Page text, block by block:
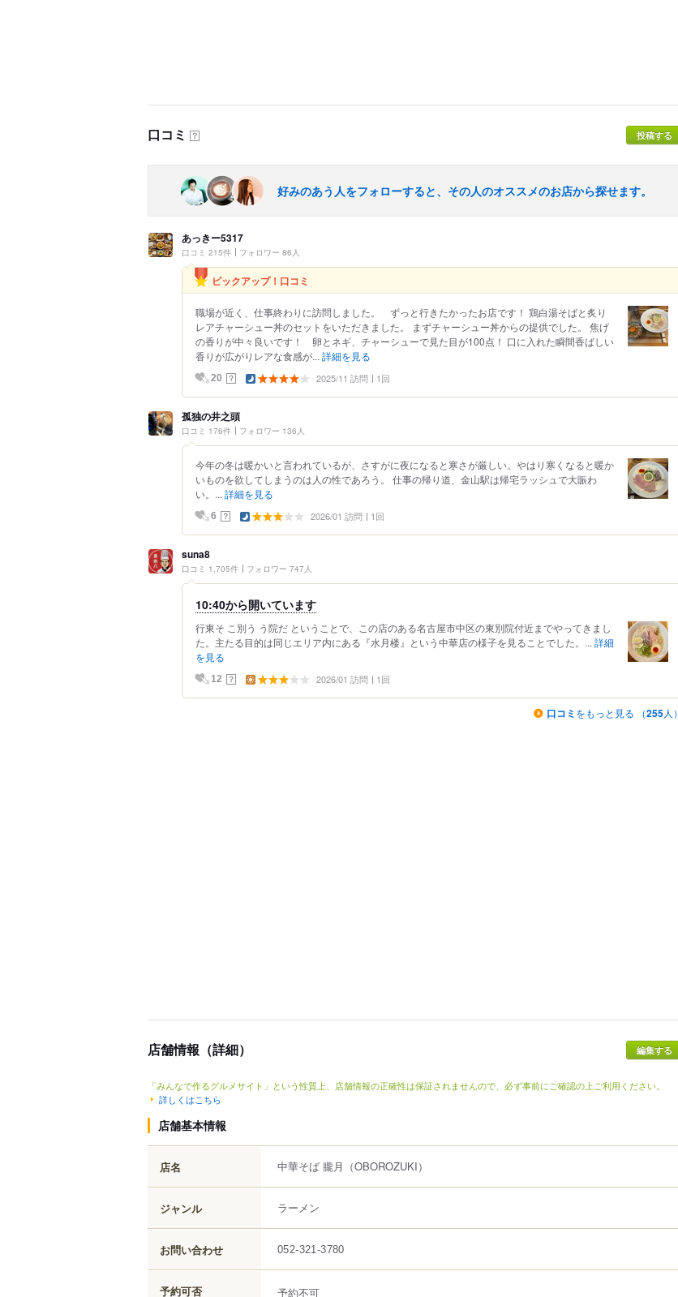
口コミ ？ 投稿する
好みのあう人をフォローすると、その人のオススメのお店から探せます。
あっきー5317
口コミ 215件 フォロワー 86人
ピックアップ！口コミ
職場が近く、仕事終わりに訪問しました。 ずっと行きたかったお店です！ 鶏白湯そばと炙り
レアチャーシュー丼のセットをいただきました。 まずチャーシュー丼からの提供でした。 焦げ
の香りが中々良いです！ 卵とネギ、チャーシューで見た目が100点！ 口に入れた瞬間香ばしい
香りが広がりレアな食感が... 詳細を見る
20 ？ 2025/11 訪問 1回
孤独の井之頭
口コミ 176件 フォロワー 136人
今年の冬は暖かいと言われているが、さすがに夜になると寒さが厳しい。やはり寒くなると暖か
いものを欲してしまうのは人の性であろう。 仕事の帰り道、金山駅は帰宅ラッシュで大賑わ
い。... 詳細を見る
6 ？ 2026/01 訪問 1回
suna8
口コミ 1,705件 フォロワー 747人
10:40から開いています
行東そ こ別う う院だ ということで、この店のある名古屋市中区の東別院付近までやってきまし
た。主たる目的は同じエリア内にある『水月楼』という中華店の様子を見ることでした。... 詳細
を見る
12 ？ 2026/01 訪問 1回
口コミ をもっと見る （255人）
店舗情報（詳細） 編集する
「みんなで作るグルメサイト」という性質上、店舗情報の正確性は保証されませんので、必ず事前にご確認の上ご利用ください。
詳しくはこちら
店舗基本情報
店名 中華そば 朧月 （OBOROZUKI）
ジャンル ラーメン
お問い合わせ 052-321-3780
予約可否 予約不可